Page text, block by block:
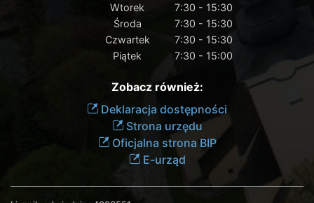
Wtorek
7:30 - 15:30
Środa
7:30 - 15:30
Czwartek
7:30 - 15:30
Piątek
7:30 - 15:00
Zobacz również:
Deklaracja dostępności
Strona urzędu
Oficjalna strona BIP
E-urząd